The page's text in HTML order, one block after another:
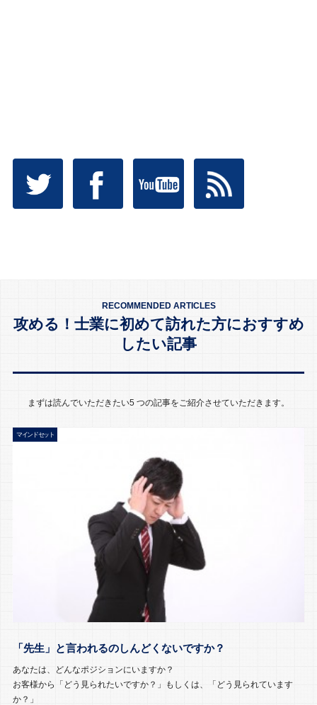
RECOMMENDED ARTICLES
攻める！士業に初めて訪れた方におすすめ
したい記事
まずは読んでいただきたい5 つの記事をご紹介させていただきます。
マインドセット
「先生」と言われるのしんどくないですか？
あなたは、どんなポジションにいますか？
お客様から「どう見られたいですか？」もしくは、「どう見られています
か？」